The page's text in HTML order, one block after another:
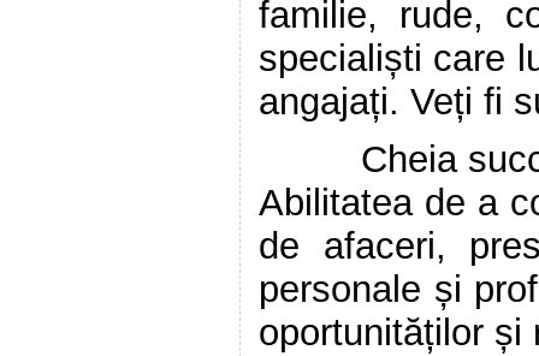
familie, rude,
specialiști care
angajați. Veți fi
Cheia
Abilitatea de a
de afaceri,
personale și
oportunităților și